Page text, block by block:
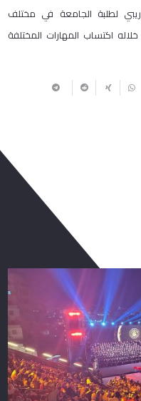
لطلبة الجامعة في مختلف
اكتساب المهارات المختلفة